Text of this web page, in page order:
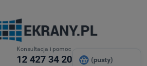
Konsultacja i pomoc
12 427 34 20 (pusty)